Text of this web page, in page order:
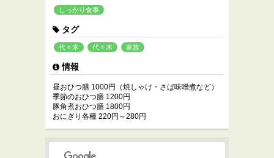
しっかり食事
タグ
代々木 代々木 家族
情報
昼おひつ膳 1000円（焼しゃけ・さば味噌煮など）
季節のおひつ膳 1200円
豚角煮おひつ膳 1800円
おにぎり各種 220円～280円